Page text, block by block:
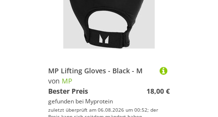
MP Lifting Gloves - Black - M
von MP
Bester Preis
18,00 €
gefunden bei Myprotein
zuletzt überprüft am 06.08.2026 um 00:52; der